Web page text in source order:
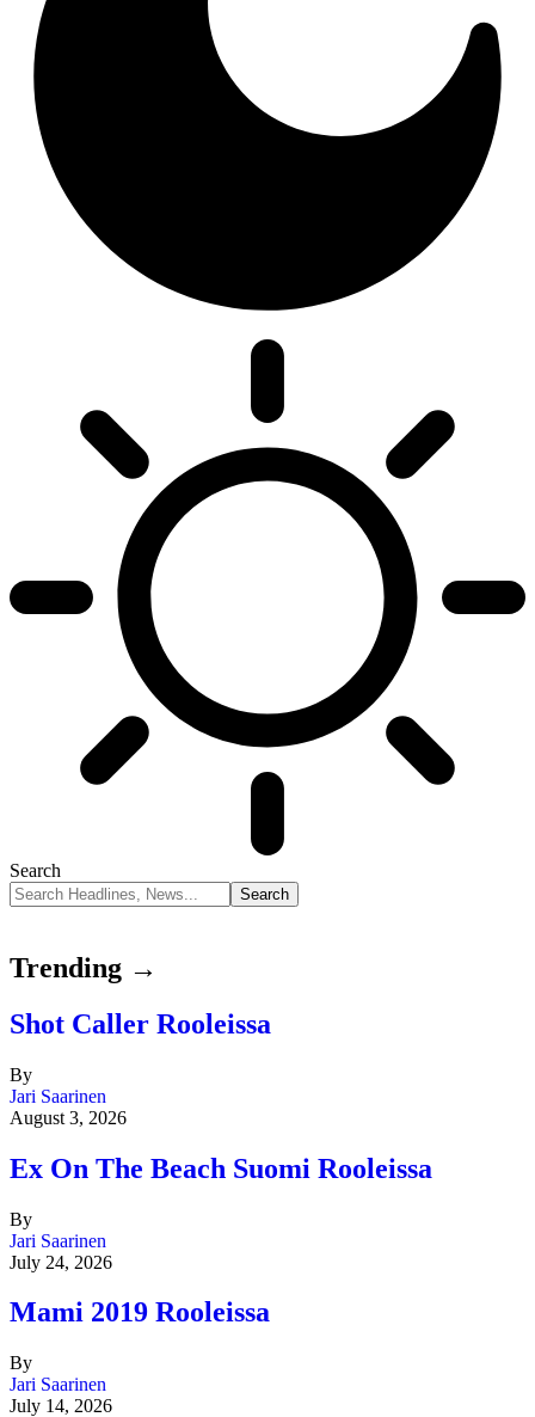
Search
Trending →
Shot Caller Rooleissa
By
Jari Saarinen
August 3, 2026
Ex On The Beach Suomi Rooleissa
By
Jari Saarinen
July 24, 2026
Mami 2019 Rooleissa
By
Jari Saarinen
July 14, 2026